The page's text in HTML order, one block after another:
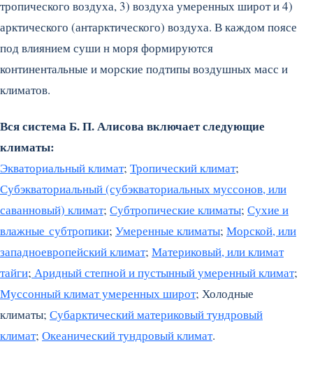
тропического воздуха, 3) воздуха умеренных широт и 4)
арктического (антарктического) воздуха. В каждом поясе
под влиянием суши н моря формируются
континентальные и морские подтипы воздушных масс и
климатов.
Вся система Б. П. Алисова включает следующие
климаты:
Экваториальный климат; Тропический климат;
Субэкваториальный (субэкваториальных муссонов, или
саванновый) климат; Субтропические климаты; Сухие и
влажные субтропики; Умеренные климаты; Морской, или
западноевропейский климат; Материковый, или климат
тайги; Аридный степной и пустынный умеренный климат;
Муссонный климат умеренных широт; Холодные
климаты; Субарктический материковый тундровый
климат; Океанический тундровый климат.